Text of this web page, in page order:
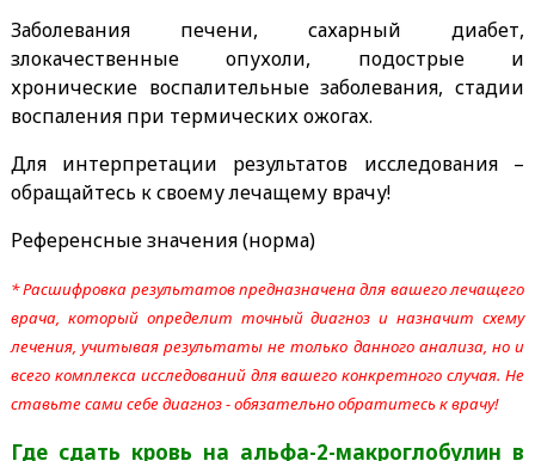
Заболевания печени, сахарный диабет,
злокачественные опухоли, подострые и
хронические воспалительные заболевания, стадии
воспаления при термических ожогах.
Для интерпретации результатов исследования –
обращайтесь к своему лечащему врачу!
Референсные значения (норма)
* Расшифровка результатов предназначена для вашего лечащего
врача, который определит точный диагноз и назначит схему
лечения, учитывая результаты не только данного анализа, но и
всего комплекса исследований для вашего конкретного случая. Не
ставьте сами себе диагноз - обязательно обратитесь к врачу!
Где сдать кровь на альфа-2-макроглобулин в